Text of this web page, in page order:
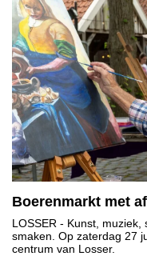
Boerenmarkt met
LOSSER - Kunst, muziek,
smaken. Op zaterdag 27
centrum van Losser.